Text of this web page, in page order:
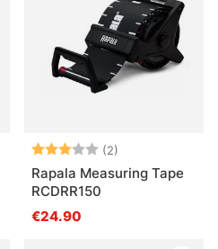
Beoordeling:
(2)
Rapala Measuring Tape
RCDRR150
€24.90